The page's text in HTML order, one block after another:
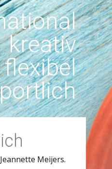
kreativ
flexibel
Meijers.